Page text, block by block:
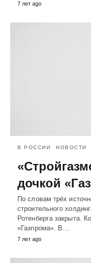
7 лет ago
В РОССИИ НОВОСТИ
дочкой
По словам трёх
строительного
Ротенберга закрыта.
«Газпрома». В…
7 лет ago